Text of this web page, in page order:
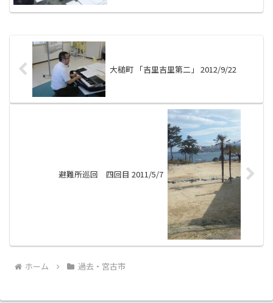
ださいました。2011年10月22日以来、
大槌町 「吉里吉里第二」 2012/9/22
避難所巡回 四回目 2011/5/7
ホーム 過去・宮古市